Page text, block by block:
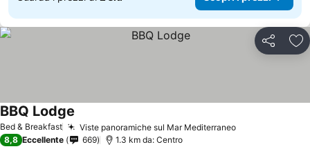
Condividi
Bed & Breakfast Viste panoramiche sul Mar Mediterraneo
BBQ Lodge
8,8 Eccellente 669 1.3 km da: Centro